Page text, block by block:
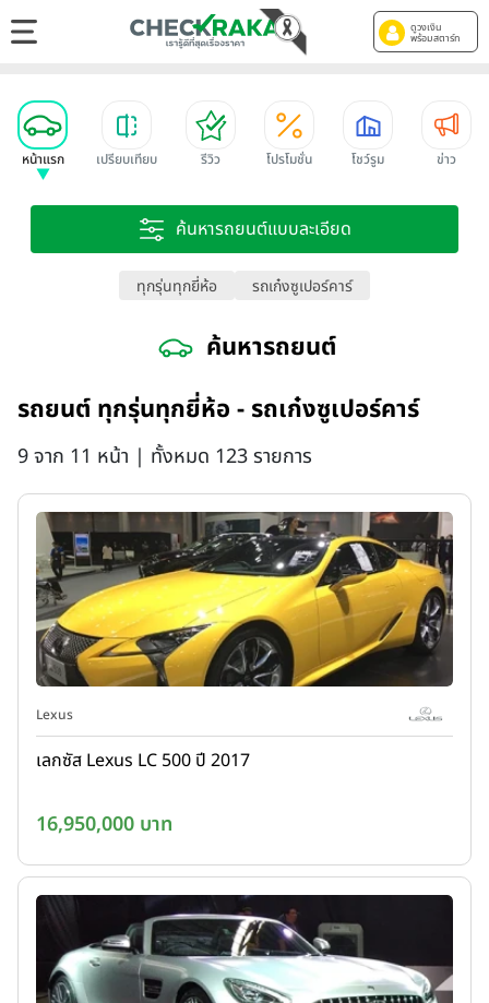
ดูวงเงิน
พร้อมสตาร์ท
หน้าแรก เปรียบเทียบ รีวิว โปรโมชั่น โชว์รูม ข่าว
ค้นหารถยนต์แบบละเอียด
ทุกรุ่นทุกยี่ห้อ รถเก๋งซูเปอร์คาร์
ค้นหารถยนต์
รถยนต์ ทุกรุ่นทุกยี่ห้อ - รถเก๋งซูเปอร์คาร์
9 จาก 11 หน้า | ทั้งหมด 123 รายการ
Lexus
เลกซัส Lexus LC 500 ปี 2017
16,950,000 บาท